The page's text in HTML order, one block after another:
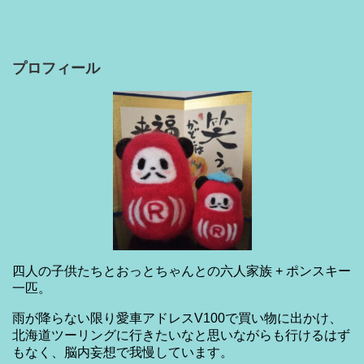
プロフィール
四人の子供たちとおっとちゃんとの六人家族 + ポンスキー
一匹。
雨が降らない限り愛車アドレスV100で買い物に出かけ、
北海道ツーリングに行きたいなと思いながらも行けるはず
もなく、脳内妄想で我慢しています。